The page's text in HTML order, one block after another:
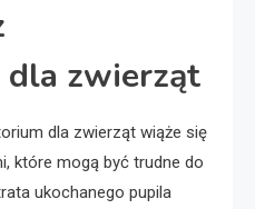
zwierząt
dla zwierząt wiąże się
które mogą być trudne do
ukochanego pupila